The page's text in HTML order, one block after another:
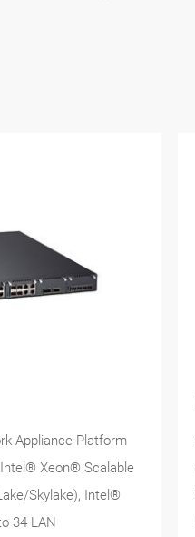
Appliance Platform
Xeon® Scalable
Skylake), Intel®
34 LAN